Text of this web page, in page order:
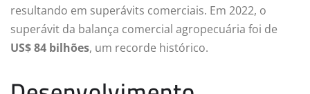
resultando em superávits comerciais. Em 2022, o
superávit da balança comercial agropecuária foi de
US$ 84 bilhões, um recorde histórico.